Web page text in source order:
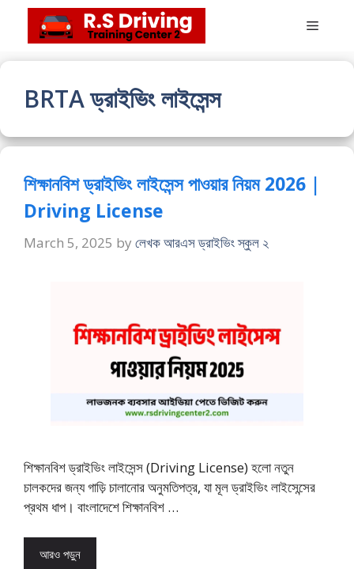
content
Menu
BRTA ড্রাইভিং লাইসেন্স
শিক্ষানবিশ ড্রাইভিং লাইসেন্স পাওয়ার নিয়ম 2026 |
Driving License
March 5, 2025 by লেখক আরএস ড্রাইভিং স্কুল ২
শিক্ষানবিশ ড্রাইভিং লাইসেন্স (Driving License) হলো নতুন
চালকদের জন্য গাড়ি চালানোর অনুমতিপত্র, যা মূল ড্রাইভিং লাইসেন্সের
প্রথম ধাপ। বাংলাদেশে শিক্ষানবিশ …
আরও পড়ুন